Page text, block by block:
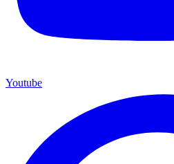
Youtube